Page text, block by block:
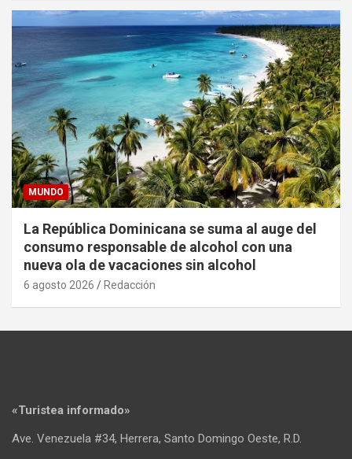
MUNDO
La República Dominicana se suma al auge del
consumo responsable de alcohol con una
nueva ola de vacaciones sin alcohol
6 agosto 2026 Redacción
«Turistea informado»
Ave. Venezuela #34, Herrera, Santo Domingo Oeste, R.D.